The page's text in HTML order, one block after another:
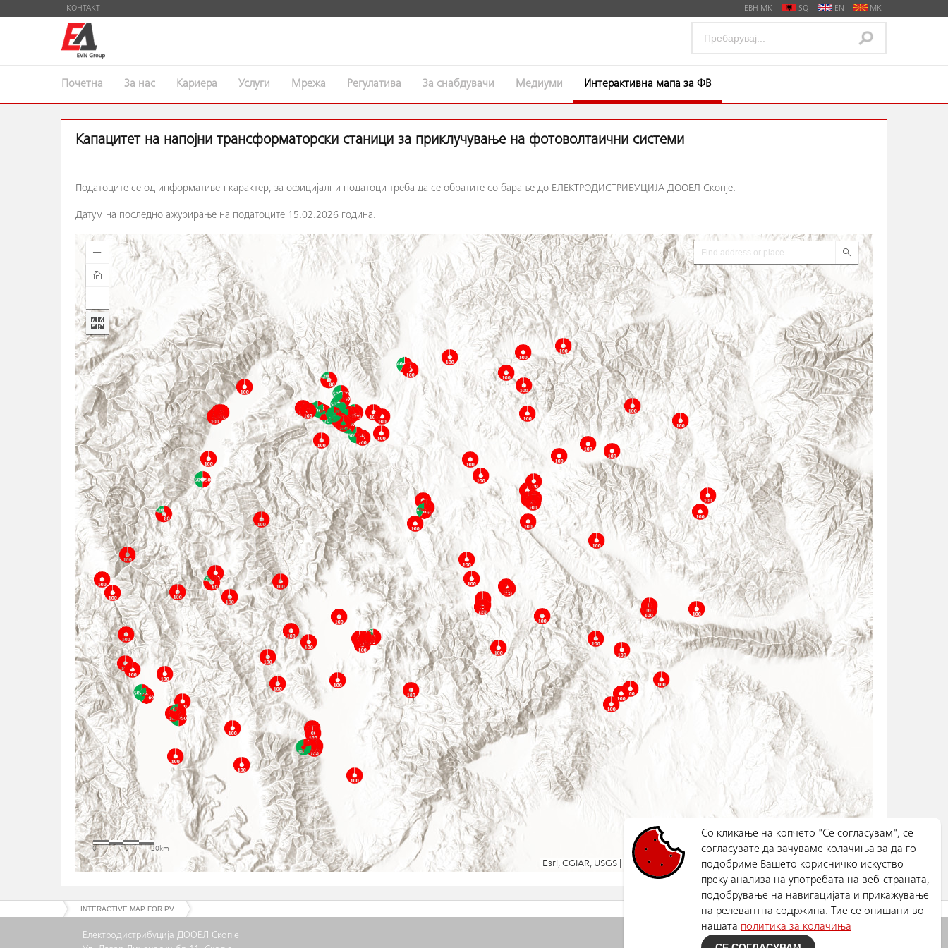
КОНТАКТ SQ EN MK
ЕВН МК
Почетна За нас Кариера Услуги Мрежа Регулатива За снабдувачи Медиуми Интерактивна мапа за ФВ
Капацитет на напојни трансформаторски станици за приклучување на фотоволтаични системи
Податоците се од информативен карактер, за официјални податоци треба да се обратите со барање до ЕЛЕКТРОДИСТРИБУЦИЈА ДООЕЛ Скопје.
Датум на последно ажурирање на податоците 15.02.2026 година.
INTERACTIVE MAP FOR PV
Електродистрибуција ДООЕЛ Скопје
Политика за приватност
Со кликање на копчето "Се согласувам", се
согласувате да зачуваме колачиња за да го
подобриме Вашето корисничко искуство
преку анализа на употребата на веб-страната,
подобрување на навигацијата и прикажување
на релевантна содржина. Тие се опишани во
нашата политика за колачиња